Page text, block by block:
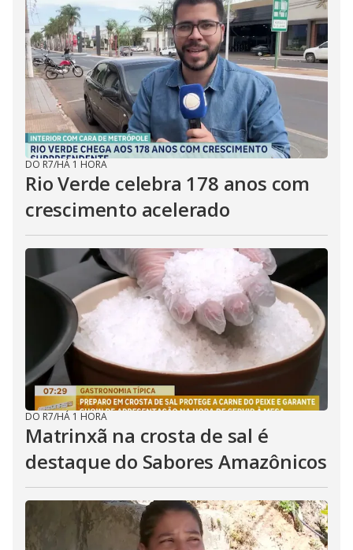
DO R7/HÁ 1 HORA
Rio Verde celebra 178 anos com
crescimento acelerado
DO R7/HÁ 1 HORA
Matrinxã na crosta de sal é
destaque do Sabores Amazônicos